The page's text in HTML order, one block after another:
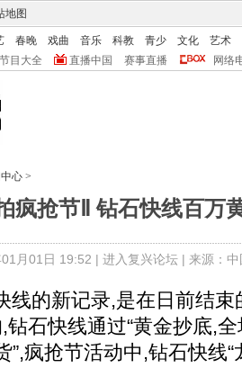
地图
春晚 戏曲 音乐 科教 青少 文化
艺术
节目大全 直播中国 赛事直播 网络
心 >
疯抢节Ⅱ 钻石快线百万
月01日 19:52 | 进入复兴论坛| 来源：
的新记录,是在日前结束
钻石快线通过“黄金抄底,
”,疯抢节活动中,钻石快线